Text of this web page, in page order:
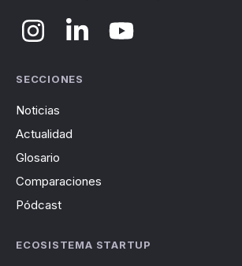
SECCIONES
Noticias
Actualidad
Glosario
Comparaciones
Pódcast
ECOSISTEMA STARTUP